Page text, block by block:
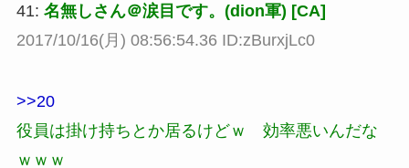
41: 名無しさん＠涙目です。(dion軍) [CA]
2017/10/16(月) 08:56:54.36 ID:zBurxjLc0
>>20
役員は掛け持ちとか居るけどｗ 効率悪いんだな
ｗｗｗ